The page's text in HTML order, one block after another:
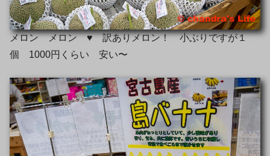
メロン メロン ♥️ 訳ありメロン！ 小ぶりですが１
個 1000円くらい 安い〜